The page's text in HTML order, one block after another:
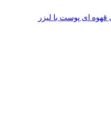
ای پوست با لیزر